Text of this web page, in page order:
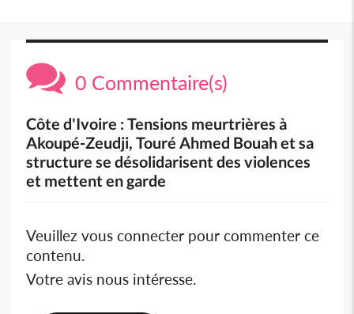
0 Commentaire(s)
Côte d'Ivoire : Tensions meurtrières à
Akoupé-Zeudji, Touré Ahmed Bouah et sa
structure se désolidarisent des violences
et mettent en garde
Veuillez vous connecter pour commenter ce
contenu.
Votre avis nous intéresse.